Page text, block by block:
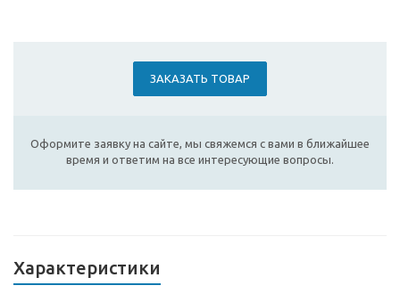
ЗАКАЗАТЬ ТОВАР
Оформите заявку на сайте, мы свяжемся с вами в ближайшее
время и ответим на все интересующие вопросы.
Характеристики